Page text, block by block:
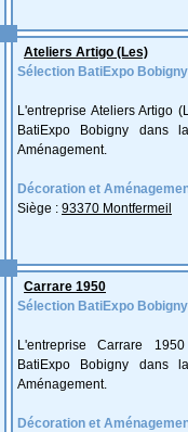
Ateliers Artigo (Les)
Sélection BatiExpo Bobigny
L'entreprise Ateliers Artigo
BatiExpo Bobigny dans
Aménagement.
Décoration et
Siège : 93370 Montfermeil
Carrare 1950
Sélection BatiExpo Bobigny
L'entreprise Carrare
BatiExpo Bobigny dans
Aménagement.
Décoration et